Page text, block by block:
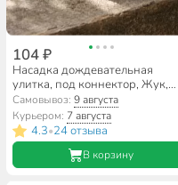
104 ₽
Насадка дождевательная
улитка, под коннектор, Жук,
0543-00
Самовывоз:9 августа
Курьером: 7 августа
4.3•24 отзыва
В корзину